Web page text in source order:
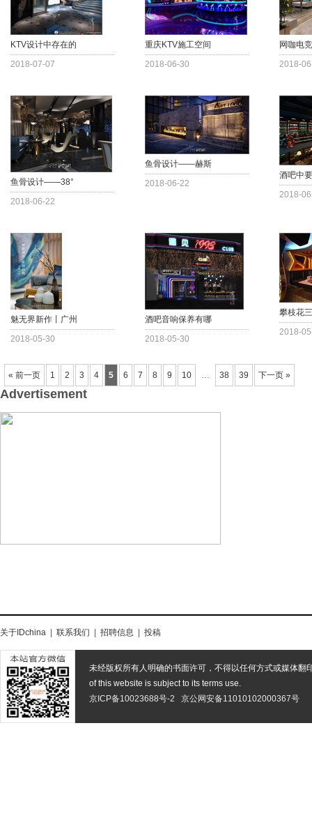
KTV设计中存在的
2018-07-07
重庆KTV施工空间
2018-06-30
网咖电
2018-
鱼骨设计——38°
2018-06-22
鱼骨设计——赫斯
2018-06-22
酒吧中
2018-
魅无界新作丨广州
2018-05-30
酒吧音响保养有哪
2018-05-30
攀枝花
2018-
« 前一页 1 2 3 4 5 6 7 8 9 10 … 38 39 下一页 »
Advertisement
关于IDchina 联系我们 招聘信息 投稿
未经版权所有人明确的书面许可，不得以任何方式或媒体翻
of this website is subject to its terms use.
京ICP备10023688号-2
京公网安备11010102000367号